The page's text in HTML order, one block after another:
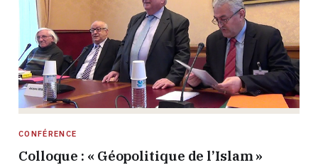
CONFÉRENCE
Colloque : « Géopolitique de l’Islam »